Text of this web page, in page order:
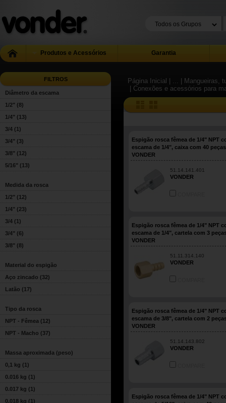
Produtos e Acessórios Garantia
FILTROS
Diâmetro da escama
1/2" (8)
1/4" (13)
3/4 (1)
3/4" (3)
3/8" (12)
5/16" (13)
Medida da rosca
1/2" (12)
1/4" (23)
3/4 (1)
3/4" (6)
3/8" (8)
Material do espigão
Aço zincado (32)
Latão (17)
Tipo da rosca
NPT - Fêmea (12)
NPT - Macho (37)
Massa aproximada (peso)
0,1 kg (1)
0.016 kg (1)
0.017 kg (1)
0.018 kg (1)
Página Inicial | ...
| Mangueiras,
| Conexões e acessórios para
Espigão rosca fêmea de 1/4" NPT
escama de 1/4", caixa com 40
VONDER
51.14.141.401
VONDER
Espigão rosca fêmea de 1/4" NPT
escama de 1/4", cartela com 3
VONDER
51.11.314.140
VONDER
Espigão rosca fêmea de 1/4" NPT
escama de 3/8", cartela com 2
VONDER
51.14.143.802
VONDER
Espigão rosca fêmea de 1/4" NPT